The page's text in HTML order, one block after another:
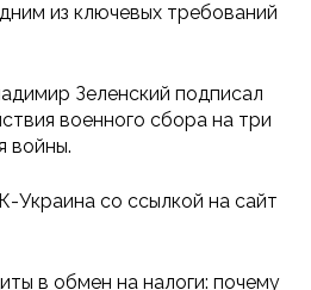
из ключевых требований
Зеленский подписал
военного сбора на три
войны.
со ссылкой на сайт
в обмен на налоги: почему